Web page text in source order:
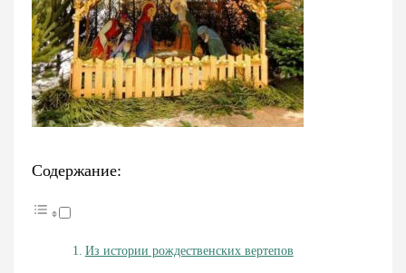
Содержание:
Из истории рождественских вертепов